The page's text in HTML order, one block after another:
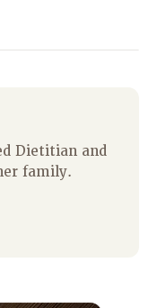
Dietitian and
family.